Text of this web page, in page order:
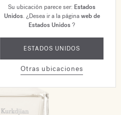
Su ubicación parece ser: Estados
Unidos. ¿Desea ir a la páginaweb de
Estados Unidos?
ESTADOS UNIDOS
Otras ubicaciones